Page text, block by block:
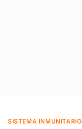
SISTEMA INMUNITARIO